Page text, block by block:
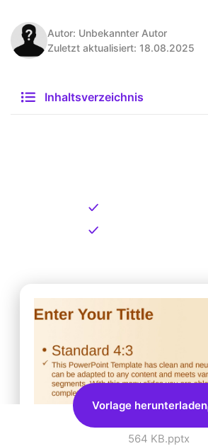
Autor: Unbekannter Autor
Zuletzt aktualisiert: 18.08.2025
Inhaltsverzeichnis
Vorlage herunterladen
564 KB.pptx